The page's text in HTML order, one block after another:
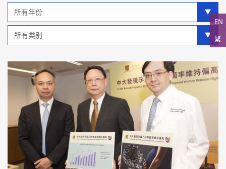
EN
繁
类
类